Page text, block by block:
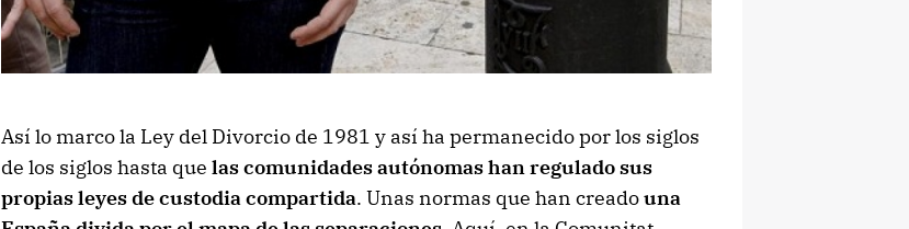
Así lo marco la Ley del Divorcio de 1981 y así ha permanecido por los siglos
de los siglos hasta que las comunidades autónomas han regulado sus
propias leyes de custodia compartida. Unas normas que han creadouna